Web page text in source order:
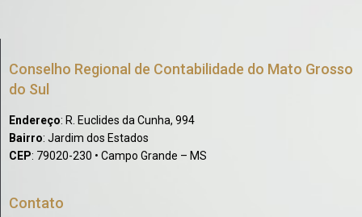
Conselho Regional de Contabilidade do Mato Grosso
do Sul
Endereço: R. Euclides da Cunha, 994
Bairro: Jardim dos Estados
CEP: 79020-230 • Campo Grande – MS
Contato